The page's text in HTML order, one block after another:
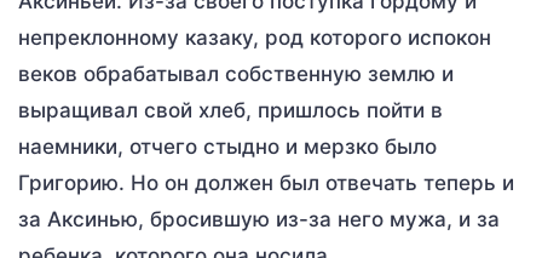
непреклонному казаку, род которого испокон
веков обрабатывал собственную землю и
выращивал свой хлеб, пришлось пойти в
наемники, отчего стыдно и мерзко было
Григорию. Но он должен был отвечать теперь и
за Аксинью, бросившую из-за него мужа, и за